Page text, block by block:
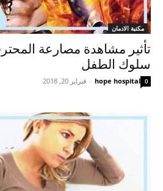
مكتبة الادمان
سلوك الطفل
hope hospital
- فبراير 20, 2018 0